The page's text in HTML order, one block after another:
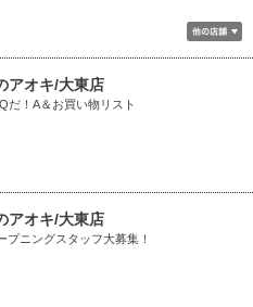
アオキ/大東店
だ！A＆お買い物リスト
アオキ/大東店
プニングスタッフ大募集！